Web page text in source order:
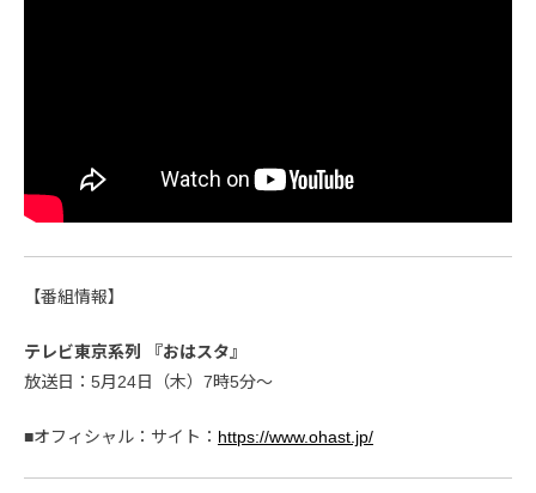
【番組情報】
テレビ東京系列 『おはスタ』
放送日：5月24日（木）7時5分～
■オフィシャル：サイト： https://www.ohast.jp/